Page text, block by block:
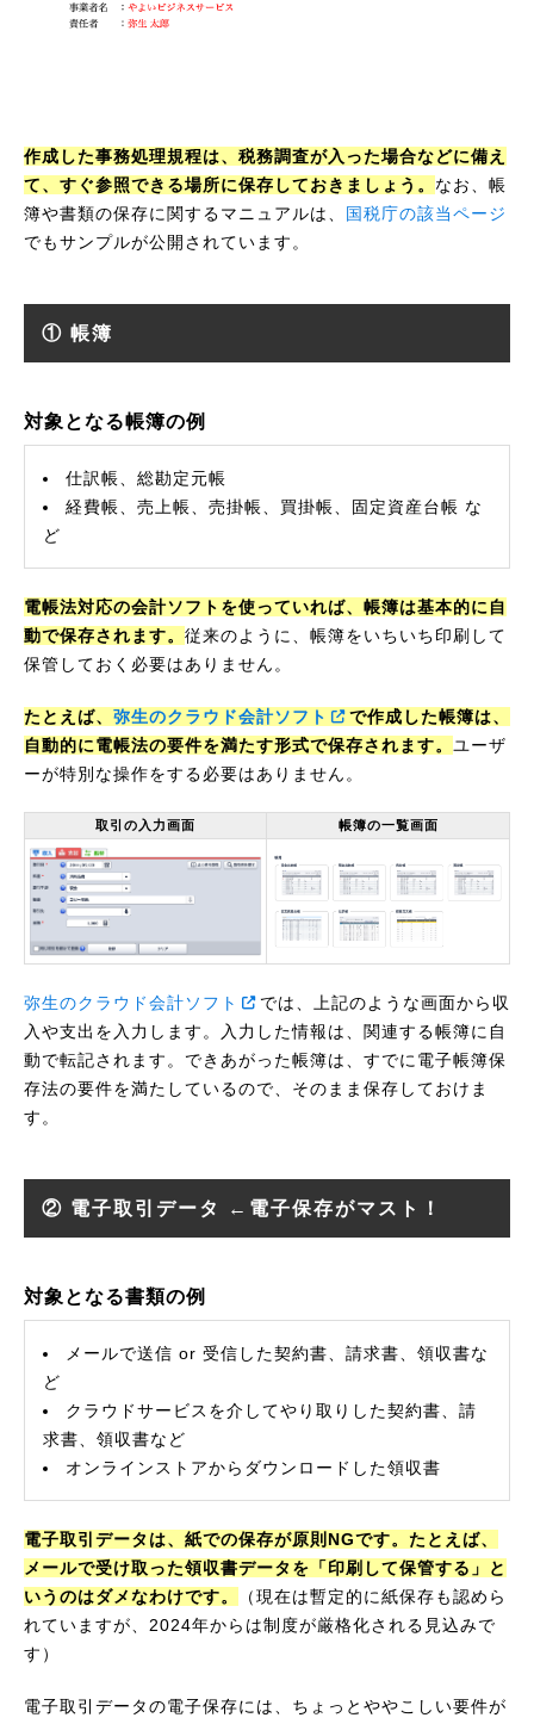
作成した事務処理規程は、税務調査が入った場合などに備え
て、すぐ参照できる場所に保存しておきましょう。 なお、帳
簿や書類の保存に関するマニュアルは、 国税庁の該当ページ
でもサンプルが公開されています。
① 帳簿
対象となる帳簿の例
仕訳帳、総勘定元帳
経費帳、売上帳、売掛帳、買掛帳、固定資産台帳 な
ど
電帳法対応の会計ソフトを使っていれば、帳簿は基本的に自
動で保存されます。 従来のように、帳簿をいちいち印刷して
保管しておく必要はありません。
たとえば、 弥生のクラウド会計ソフト
で作成した帳簿は、
自動的に電帳法の要件を満たす形式で保存されます。 ユーザ
ーが特別な操作をする必要はありません。
取引の入力画面 帳簿の一覧画面
弥生のクラウド会計ソフト
では、上記のような画面から収
入や支出を入力します。入力した情報は、関連する帳簿に自
動で転記されます。できあがった帳簿は、すでに電子帳簿保
存法の要件を満たしているので、そのまま保存しておけま
す。
② 電子取引データ ←電子保存がマスト！
対象となる書類の例
メールで送信 or 受信した契約書、請求書、領収書な
ど
クラウドサービスを介してやり取りした契約書、請
求書、領収書など
オンラインストアからダウンロードした領収書
電子取引データは、紙での保存が原則NGです。たとえば、
メールで受け取った領収書データを「印刷して保管する」と
いうのはダメなわけです。
（現在は暫定的に紙保存も認めら
れていますが、2024年からは制度が厳格化される見込みで
す）
電子取引データの電子保存には、ちょっとややこしい要件が